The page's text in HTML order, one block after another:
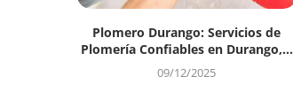
Plomero Durango: Servicios de
Plomería Confiables en Durango,...
09/12/2025